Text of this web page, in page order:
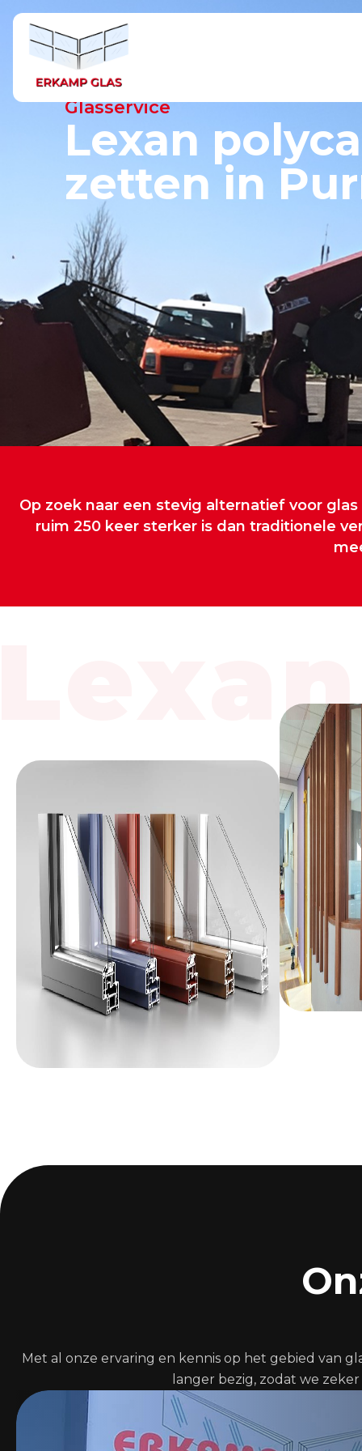
Glasservice
Lexan
zetten in
Op zoek naar een stevig alternatief voor
ruim 250 keer sterker is dan traditionele
Met al onze ervaring en kennis op het gebied van
langer bezig, zodat we